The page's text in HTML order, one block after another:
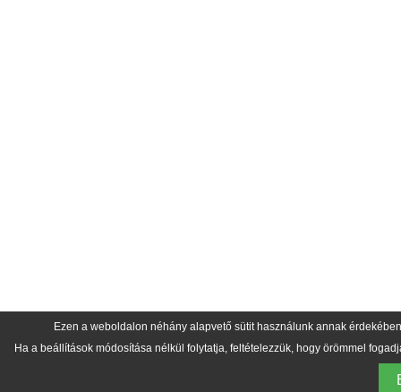
Ezen a weboldalon néhány alapvető sütit használunk annak
Ha a beállítások módosítása nélkül folytatja, feltételezzük, hogy örömmel